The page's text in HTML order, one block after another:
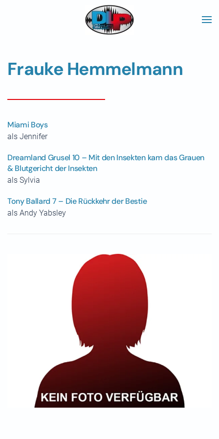
Skip to main content
Frauke Hemmelmann
Miami Boys
als Jennifer
Dreamland Grusel 10 – Mit den Insekten kam das Grauen
& Blutgericht der Insekten
als Sylvia
Tony Ballard 7 – Die Rückkehr der Bestie
als Andy Yabsley